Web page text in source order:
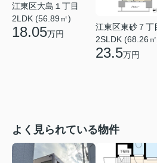
江東区大島１丁目
2LDK (56.89㎡)
18.05万円
江東区東砂７丁
2SLDK (68.26
23.5万円
よく見られている物件